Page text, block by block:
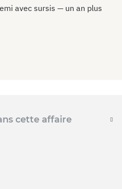
avec sursis — un an plus
cette affaire